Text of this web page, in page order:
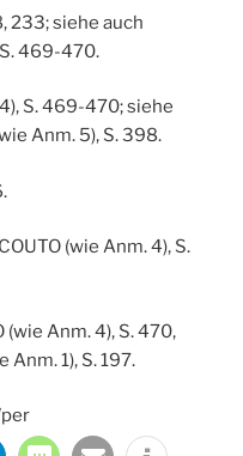
233; siehe auch
S. 469-470.
S. 469-470; siehe
Anm. 5), S. 398.
(wie Anm. 4), S.
(wie Anm. 4), S. 470,
Anm. 1), S. 197.